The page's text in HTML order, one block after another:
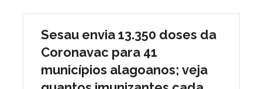
Sesau envia 13.350 doses da
Coronavac para 41
municípios alagoanos; veja